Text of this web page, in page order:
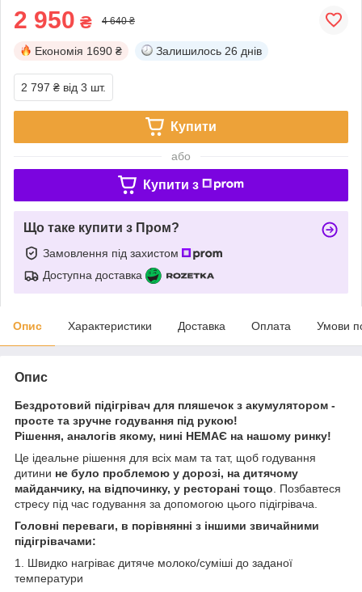
2 950 ₴ 4 640 ₴
Економія 1690 ₴ Залишилось 26 днів
2 797 ₴ від 3 шт.
Купити
або
Купити з
Що таке купити з Пром?
Замовлення під захистом
Доступна доставка
Опис Характеристики Доставка Оплата Умови
Опис
Бездротовий підігрівач для пляшечок з акумулятором -
просте та зручне годування під рукою!
Рішення, аналогів якому, нині НЕМАЄ на нашому ринку!
Це ідеальне рішення для всіх мам та тат, щоб годування
дитини не було проблемою у дорозі, на дитячому
майданчику, на відпочинку, у ресторані тощо . Позбавтеся
стресу під час годування за допомогою цього підігрівача.
Головні переваги, в порівнянні з іншими звичайними
підігрівачами:
1. Швидко нагріває дитяче молоко/суміші до заданої
температури